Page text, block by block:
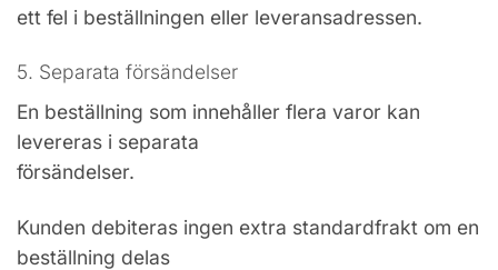
ett fel i beställningen eller leveransadressen.
5. Separata försändelser
En beställning som innehåller flera varor kan
levereras i separata
försändelser.
Kunden debiteras ingen extra standardfrakt om en
beställning delas